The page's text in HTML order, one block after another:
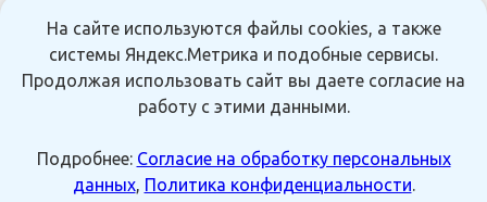
1 428 Р.
В КОРЗИНУ
На сайте используются файлы cookies, а также
системы Яндекс.Метрика и подобные сервисы.
Продолжая использовать сайт вы даете согласие на
работу с этими данными.
Подробнее: Согласие на обработку персональных
данных, Политика конфиденциальности.